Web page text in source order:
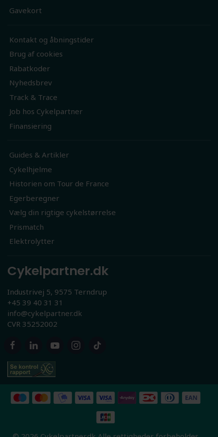
Gavekort
Kontakt og åbningstider
Brug af cookies
Rabatkoder
Nyhedsbrev
Track & Trace
Job hos Cykelpartner
Finansiering
Guides & Artikler
Cykelhjelme
Historien om Tour de France
Egerberegner
Vælg din rigtige cykelstørrelse
Prismatch
Elektrolytter
Cykelpartner.dk
Industrivej 5, 9575 Terndrup
+45 39 40 31 31
info@cykelpartner.dk
CVR 35252002